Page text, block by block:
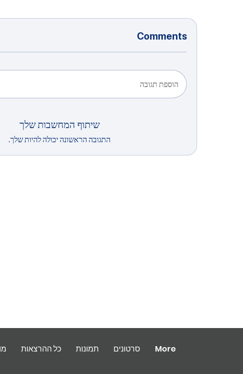
Comments
הוספת תגובה
שיתוף המחשבות שלך
התגובה הראשונה יכולה להיות שלך.
כל ההרצאות תמונות סרטונים More